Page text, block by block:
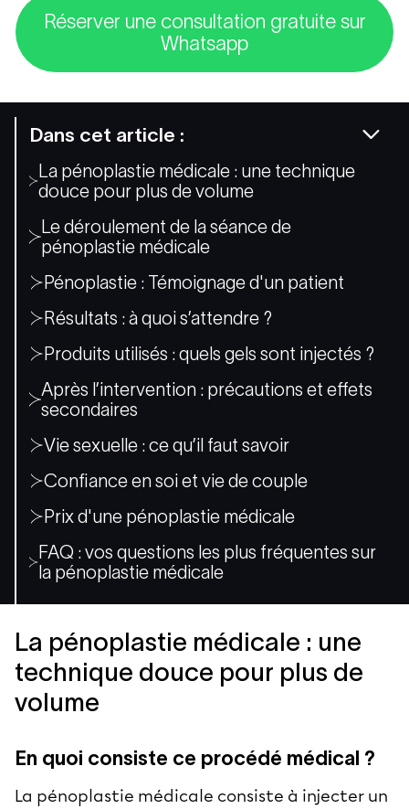
Dans cet article :
La pénoplastie médicale : une technique
douce pour plus de volume
Le déroulement de la séance de
pénoplastie médicale
Pénoplastie : Témoignage d'un patient
Résultats : à quoi s’attendre ?
Produits utilisés : quels gels sont injectés ?
Après l’intervention : précautions et effets
secondaires
Vie sexuelle : ce qu’il faut savoir
Confiance en soi et vie de couple
Prix d'une pénoplastie médicale
FAQ : vos questions les plus fréquentes sur
la pénoplastie médicale
Réserver une consultation gratuite sur
Whatsapp
La pénoplastie médicale : une
technique douce pour plus de
volume
En quoi consiste ce procédé médical ?
La pénoplastie médicale consiste à injecter un